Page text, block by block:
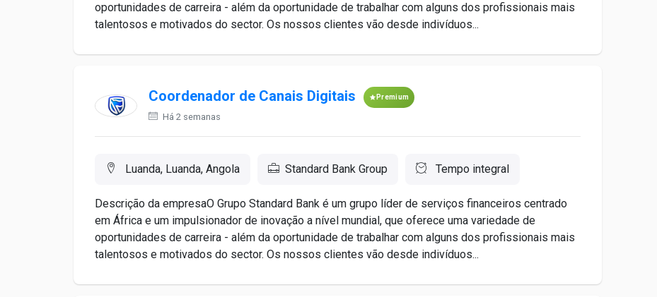
oportunidades de carreira - além da oportunidade de trabalhar com alguns dos profissionais mais
talentosos e motivados do sector. Os nossos clientes vão desde indivíduos...
Coordenador de Canais Digitais Premium
Há 2 semanas
Luanda, Luanda, Angola Standard Bank Group Tempo integral
Descrição da empresaO Grupo Standard Bank é um grupo líder de serviços financeiros centrado
em África e um impulsionador de inovação a nível mundial, que oferece uma variedade de
oportunidades de carreira - além da oportunidade de trabalhar com alguns dos profissionais mais
talentosos e motivados do sector. Os nossos clientes vão desde indivíduos...